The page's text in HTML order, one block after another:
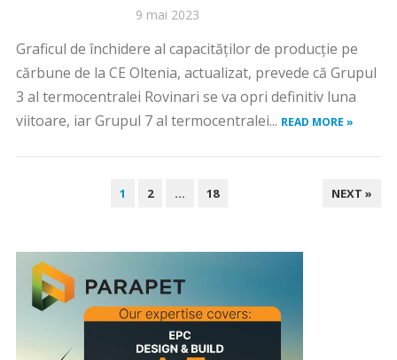
9 mai 2023
Graficul de închidere al capacităților de producție pe
cărbune de la CE Oltenia, actualizat, prevede că Grupul
3 al termocentralei Rovinari se va opri definitiv luna
viitoare, iar Grupul 7 al termocentralei... READ MORE »
1 2 … 18 NEXT »